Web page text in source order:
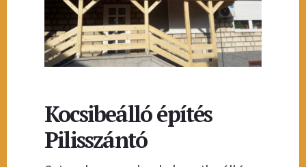
Kocsibeálló építés
Pilisszántó